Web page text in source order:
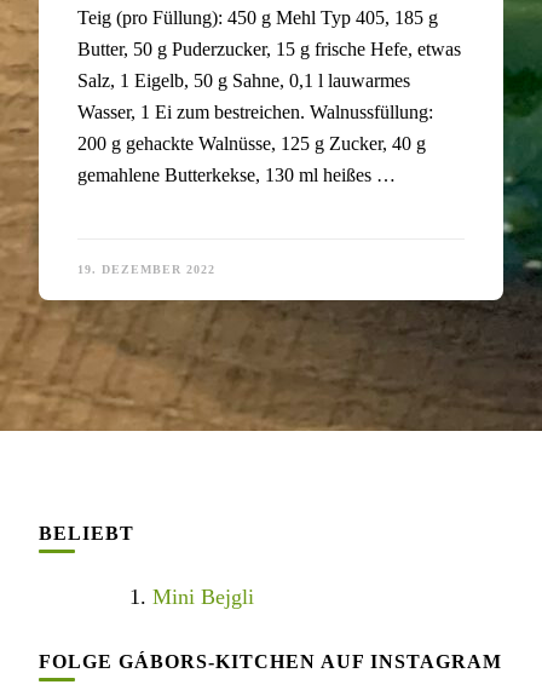
Teig (pro Füllung): 450 g Mehl Typ 405, 185 g
Butter, 50 g Puderzucker, 15 g frische Hefe, etwas
Salz, 1 Eigelb, 50 g Sahne, 0,1 l lauwarmes
Wasser, 1 Ei zum bestreichen. Walnussfüllung:
200 g gehackte Walnüsse, 125 g Zucker, 40 g
gemahlene Butterkekse, 130 ml heißes …
19. DEZEMBER 2022
BELIEBT
Mini Bejgli
FOLGE GÁBORS-KITCHEN AUF INSTAGRAM